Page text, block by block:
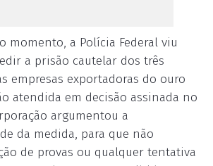
momento, a Polícia Federal viu
a prisão cautelar dos três
empresas exportadoras do ouro
atendida em decisão assinada no
argumentou a
da medida, para que não
de provas ou qualquer tentativa